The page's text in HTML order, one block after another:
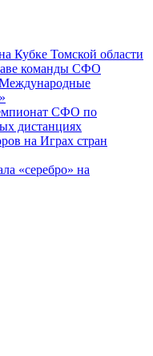
Кубке Томской области
команды СФО
СФО по
дистанциях
на Играх стран
«серебро» на